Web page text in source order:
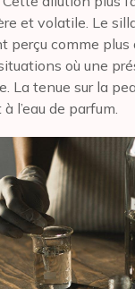
et volatile. Le
perçu comme
où une
La tenue sur la
l’eau de parfum.